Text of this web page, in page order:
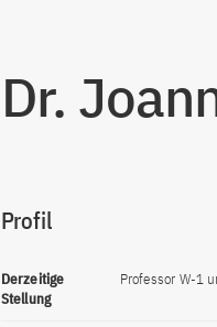
Dr.
Profil
Derzeitige
Stellung
Professor W-1